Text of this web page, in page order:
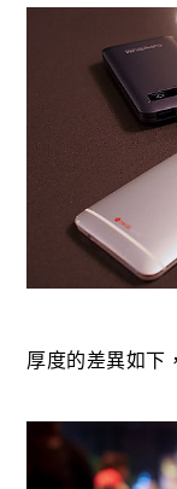
厚度的差異如下